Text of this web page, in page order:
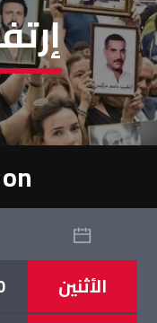
الأثنين